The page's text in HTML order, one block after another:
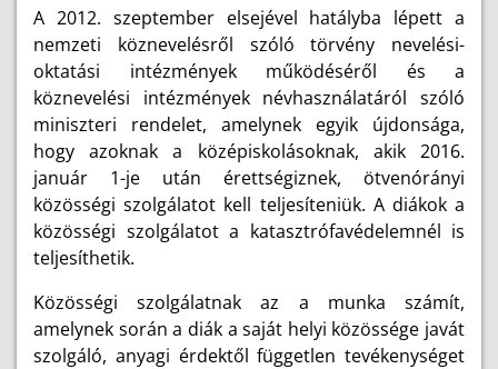
A 2012. szeptember elsejével hatályba lépett a
nemzeti köznevelésről szóló törvény nevelési-
oktatási intézmények működéséről és a
köznevelési intézmények névhasználatáról szóló
miniszteri rendelet, amelynek egyik újdonsága,
hogy azoknak a középiskolásoknak, akik 2016.
január 1-je után érettségiznek, ötvenórányi
közösségi szolgálatot kell teljesíteniük. A diákok a
közösségi szolgálatot a katasztrófavédelemnél is
teljesíthetik.
Közösségi szolgálatnak az a munka számít,
amelynek során a diák a saját helyi közössége javát
szolgáló, anyagi érdektől független tevékenységet